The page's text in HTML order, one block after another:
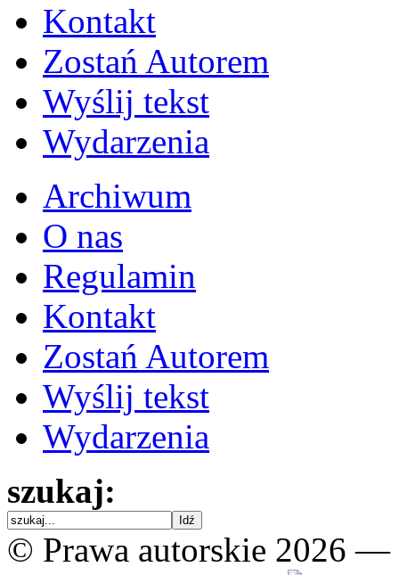
Kontakt
Zostań Autorem
Wyślij tekst
Wydarzenia
Archiwum
O nas
Regulamin
Kontakt
Zostań Autorem
Wyślij tekst
Wydarzenia
szukaj:
© Prawa autorskie 2026 —